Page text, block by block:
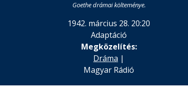
Goethe drámai költeménye.
1942. március 28. 20:20
Adaptáció
Megközelítés:
Dráma |
Magyar Rádió